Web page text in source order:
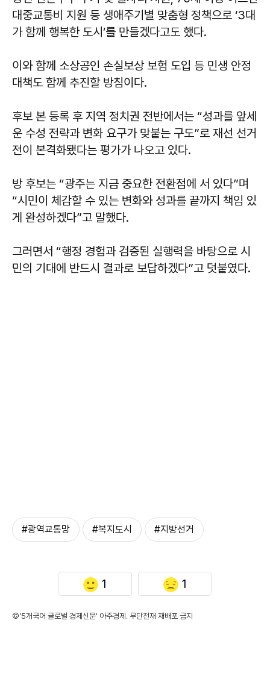
대중교통비 지원 등 생애주기별 맞춤형 정책으로 ‘3대
가 함께 행복한 도시’를 만들겠다고도 했다.
이와 함께 소상공인 손실보상 보험 도입 등 민생 안정
대책도 함께 추진할 방침이다.
후보 본 등록 후 지역 정치권 전반에서는 “성과를 앞세
운 수성 전략과 변화 요구가 맞붙는 구도”로 재선 선거
전이 본격화됐다는 평가가 나오고 있다.
방 후보는 “광주는 지금 중요한 전환점에 서 있다”며
“시민이 체감할 수 있는 변화와 성과를 끝까지 책임 있
게 완성하겠다”고 말했다.
그러면서 “행정 경험과 검증된 실행력을 바탕으로 시
민의 기대에 반드시 결과로 보답하겠다”고 덧붙였다.
#광역교통망 #복지도시 #지방선거
1 1
©'5개국어 글로벌 경제신문' 아주경제. 무단전재·재배포 금지